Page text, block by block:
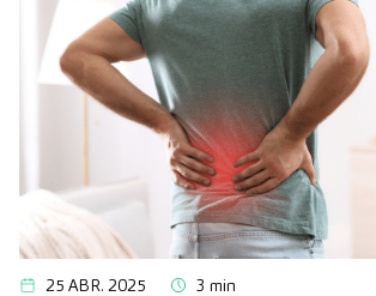
25 ABR. 2025 3 min